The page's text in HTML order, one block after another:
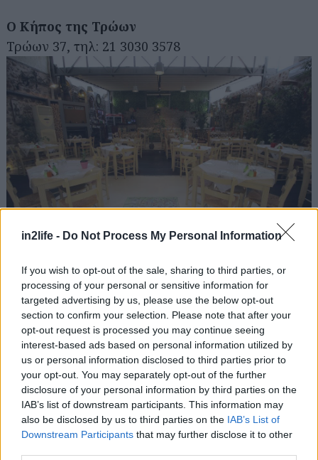
in2life - Do Not Process My Personal Information
If you wish to opt-out of the sale, sharing to third parties, or
processing of your personal or sensitive information for
targeted advertising by us, please use the below opt-out
section to confirm your selection. Please note that after your
opt-out request is processed you may continue seeing
interest-based ads based on personal information utilized by
us or personal information disclosed to third parties prior to
your opt-out. You may separately opt-out of the further
disclosure of your personal information by third parties on the
IAB’s list of downstream participants. This information may
also be disclosed by us to third parties on the IAB’s List of
Downstream Participants that may further disclose it to other
Ο Κήπος της Τρώων
Τρώων 37, τηλ: 21 3030 3578
Άνετα λευκά τραπεζάκια, πέτρινοι τοίχοι με
ξύλινα τελάρα και αναρριχώμενα φυτά φτιάχνουν
έναν νόστιμο «κήπο» στα Πετράλωνα, στον
απολαμβάνουμε παραδοσιακά μεζεδάκια και
κυρίως πιάτα: φλογέρες γεμιστές με τυρί, πατάτες
τηγανιτές χεράτες, ψαρονέφρι με σάλτσα
φρούτων, μοσχαρίσια μπριζόλα γάλακτος,
μανιτάρια Μετεώρων με χόρτα και σάλτσα
μουστάρδας, μελιτζανοσαλάτα, μοσχαράκι
πιπεράτο, ριζότο κοτόπουλου και ζουμερά ψητά
Αναζήτηση
για...